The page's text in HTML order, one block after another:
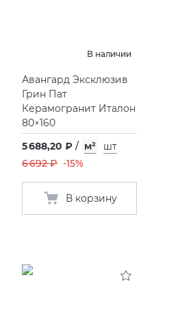
В наличии
Авангард Эксклюзив
Грин Пат
Керамогранит Италон
80×160
5 688,20 ₽ / м²
шт
6 692 ₽ -15%
В корзину